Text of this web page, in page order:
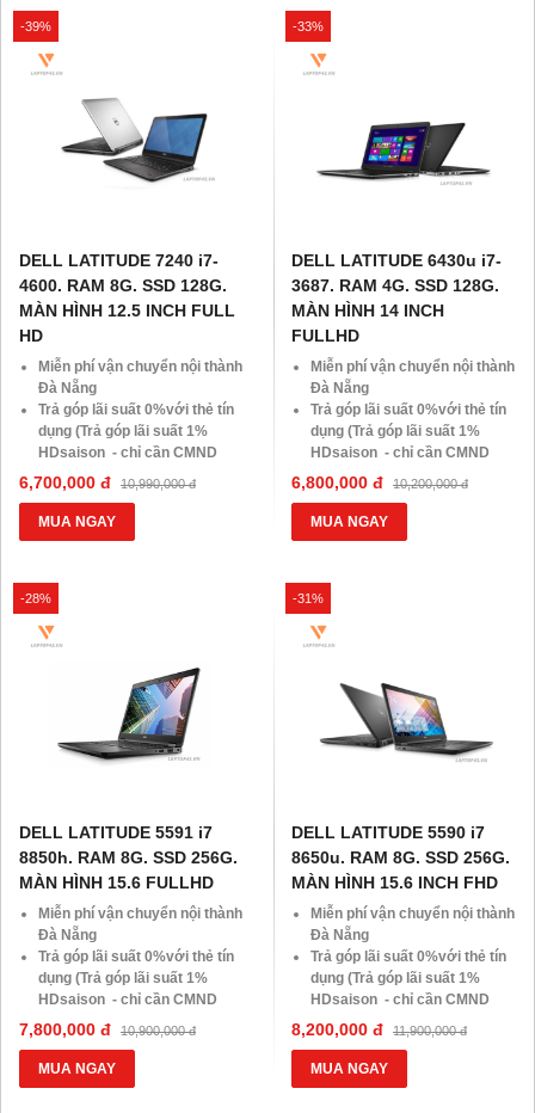
10.000 Voucher Giảm
Giá 500.000đ
10.000 Voucher Giảm
Giá 500.000đ
-39%
DELL LATITUDE 7240 i7-
4600. RAM 8G. SSD 128G.
MÀN HÌNH 12.5 INCH FULL
HD
Miễn phí vận chuyển nội thành
Đà Nẵng
Trả góp lãi suất 0%với thẻ tín
dụng (Trả góp lãi suất 1%
HDsaison - chỉ cần CMND
BLX hoặc hộ khẩu gốc )
Giảm 20%khi nâng cấp Ram-
SSD
Giảm giá trực tiếp đối với
10.000 Voucher Giảm
Giá 500.000đ
6,700,000 đ 10,990,000 đ
MUA NGAY
-33%
DELL LATITUDE 6430u i7-
3687. RAM 4G. SSD 128G.
MÀN HÌNH 14 INCH
FULLHD
Miễn phí vận chuyển nội thành
Đà Nẵng
Trả góp lãi suất 0%với thẻ tín
dụng (Trả góp lãi suất 1%
HDsaison - chỉ cần CMND
BLX hoặc hộ khẩu gốc )
Giảm 20%khi nâng cấp Ram-
SSD
Giảm giá trực tiếp đối với
10.000 Voucher Giảm
Giá 500.000đ
6,800,000 đ 10,200,000 đ
MUA NGAY
-28%
DELL LATITUDE 5591 i7
8850h. RAM 8G. SSD 256G.
MÀN HÌNH 15.6 FULLHD
Miễn phí vận chuyển nội thành
Đà Nẵng
Trả góp lãi suất 0%với thẻ tín
dụng (Trả góp lãi suất 1%
HDsaison - chỉ cần CMND
BLX hoặc hộ khẩu gốc )
Giảm 20%khi nâng cấp Ram-
SSD
Giảm giá trực tiếp đối với
7,800,000 đ 10,900,000 đ
MUA NGAY
-31%
DELL LATITUDE 5590 i7
8650u. RAM 8G. SSD 256G.
MÀN HÌNH 15.6 INCH FHD
Miễn phí vận chuyển nội thành
Đà Nẵng
Trả góp lãi suất 0%với thẻ tín
dụng (Trả góp lãi suất 1%
HDsaison - chỉ cần CMND
BLX hoặc hộ khẩu gốc )
Giảm 20%khi nâng cấp Ram-
SSD
Giảm giá trực tiếp đối với
8,200,000 đ 11,900,000 đ
MUA NGAY